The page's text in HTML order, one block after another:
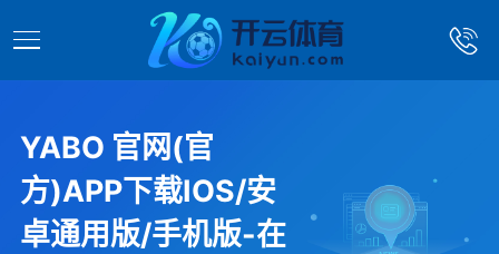
YABO 官网(官
方)APP下载IOS/安
卓通用版/手机版-在